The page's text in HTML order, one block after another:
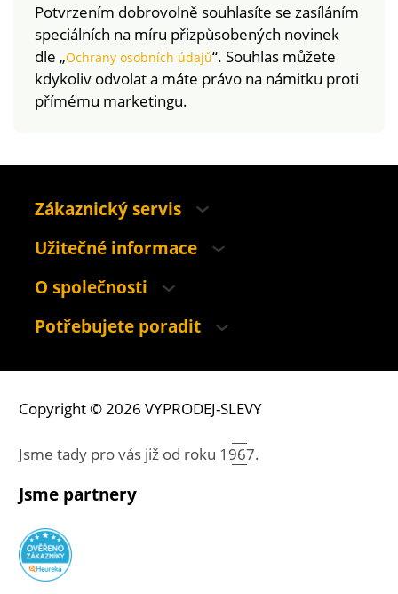
Potvrzením dobrovolně souhlasíte se zasíláním
speciálních na míru přizpůsobených novinek
dle „Ochrany osobních údajů“. Souhlas můžete
kdykoliv odvolat a máte právo na námitku proti
přímému marketingu.
Zákaznický servis
Užitečné informace
O společnosti
Potřebujete poradit
Copyright © 2026 VYPRODEJ-SLEVY
Jsme tady pro vás již od roku 1967.
Jsme partnery